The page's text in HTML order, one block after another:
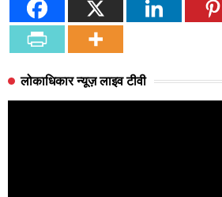
लोकाधिकार न्यूज़ लाइव टीवी